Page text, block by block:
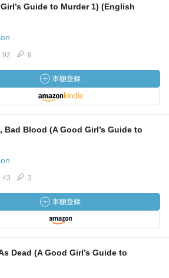
Girl’s Guide to Murder 1) (English
9
Bad Blood (A Good Girl’s Guide to
3
Dead (A Good Girl’s Guide to